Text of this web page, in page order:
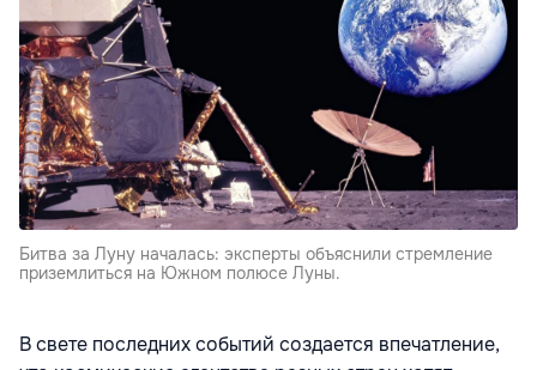
Битва за Луну началась: эксперты объяснили стремление
приземлиться на Южном полюсе Луны.
В свете последних событий создается впечатление,